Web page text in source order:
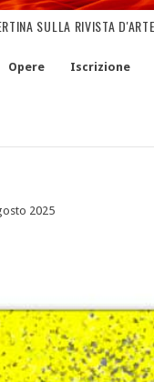
SULLA RIVISTA
Opere Iscrizione
2025